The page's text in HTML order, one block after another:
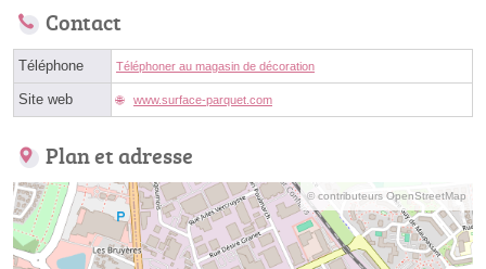
Contact
Téléphone Téléphoner au magasin de décoration
Site web www.surface-parquet.com
Plan et adresse
© contributeurs OpenStreetMap